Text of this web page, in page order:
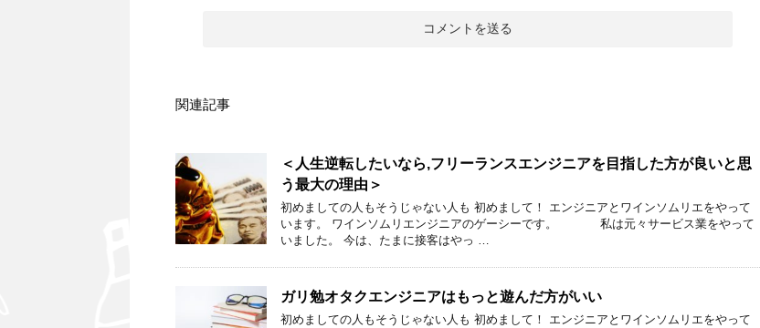
関連記事
＜人生逆転したいなら,フリーランスエンジニアを目指した方が良いと思
う最大の理由＞
初めましての人もそうじゃない人も 初めまして！ エンジニアとワインソムリエをやって
います。 ワインソムリエンジニアのゲーシーです。 私は元々サービス業をやって
いました。 今は、たまに接客はやっ …
ガリ勉オタクエンジニアはもっと遊んだ方がいい
初めましての人もそうじゃない人も 初めまして！ エンジニアとワインソムリエをやって